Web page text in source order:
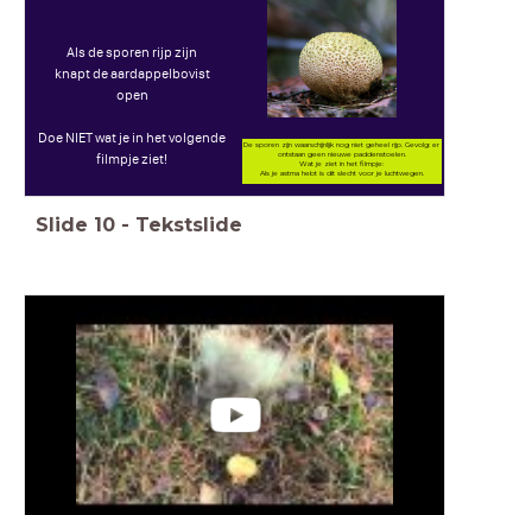
Als de sporen rijp zijn
knapt de aardappelbovist
open
Doe NIET wat je in het volgende
filmpje ziet!
De sporen zijn waarschijnlijk nog niet geheel rijp. Gevolg: er
ontstaan geen nieuwe paddenstoelen.
Wat je ziet in het filmpje:
Als je astma hebt is dit slecht voor je luchtwegen.
Slide 10 - Tekstslide